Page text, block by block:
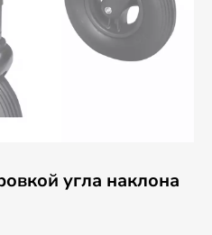
угла наклона